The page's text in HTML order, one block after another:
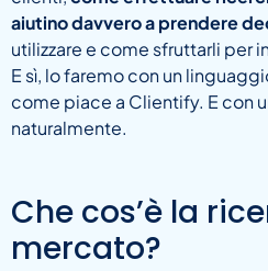
aiutino davvero a prendere
utilizzare e come sfruttarli per
E sì, lo faremo con un
come piace a Clientify. E con
naturalmente.
Che cos’è la
mercato?